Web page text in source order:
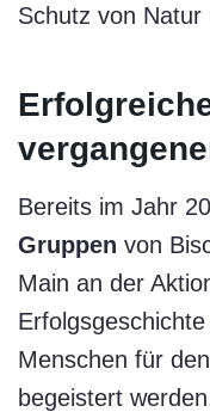
Schutz von
Bereits im Jahr
Gruppen von
Main an der
Menschen für
begeistert